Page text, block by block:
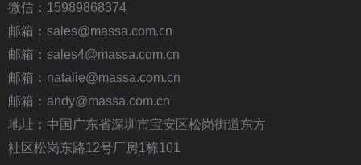
微信：15989868374
邮箱：sales@massa.com.cn
邮箱：sales4@massa.com.cn
邮箱：natalie@massa.com.cn
邮箱：andy@massa.com.cn
地址：中国广东省深圳市宝安区松岗街道东方
社区松岗东路12号厂房1栋101